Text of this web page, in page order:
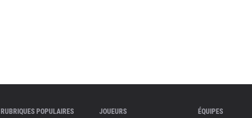
RUBRIQUES POPULAIRES
JOUEURS
ÉQUIPES